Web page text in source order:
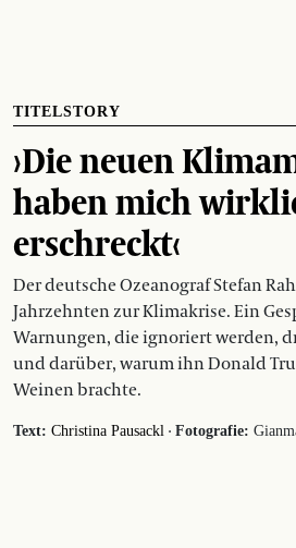
TITELSTORY
›Die neuen
haben mich
erschreckt‹
Der deutsche Ozeanograf Stefan
Jahrzehnten zur Klimakrise. Ein
Warnungen, die ignoriert werden,
und darüber, warum ihn Donald
Weinen brachte.
Text: Christina Pausackl · Fotografie: